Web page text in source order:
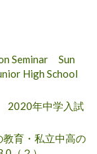
Seminar Sun
High School
2020年中学入試
育・私立中高の